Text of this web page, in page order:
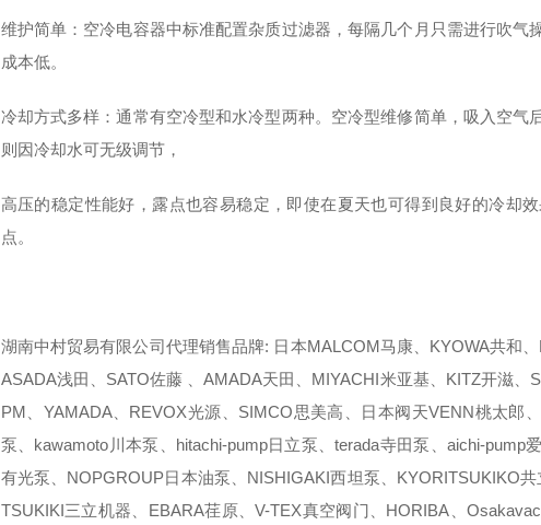
维护简单：空冷电容器中标准配置杂质过滤器，每隔几个月只需进行吹
成本低。
冷却方式多样：通常有空冷型和水冷型两种。空冷型维修简单，吸入空
则因冷却水可无级调节，
高压的稳定性能好，露点也容易稳定，即使在夏天也可得到良好的冷却
点。
湖南中村贸易有限公司代理销售品牌: 日本MALCOM马康、KYOWA共和
ASADA浅田、SATO佐藤 、AMADA天田、MIYACHI米亚基、KITZ开滋
PM、YAMADA、REVOX光源、SIMCO思美高、日本阀天VENN桃太郎
泵、kawamoto川本泵、hitachi-pump日立泵、terada寺田泵、aichi-
有光泵、NOPGROUP日本油泵、NISHIGAKI西坦泵、KYORITSUKIKO
TSUKIKI三立机器、EBARA荏原、V-TEX真空阀门、HORIBA、